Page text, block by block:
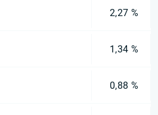
2,27 %
1,34 %
0,88 %